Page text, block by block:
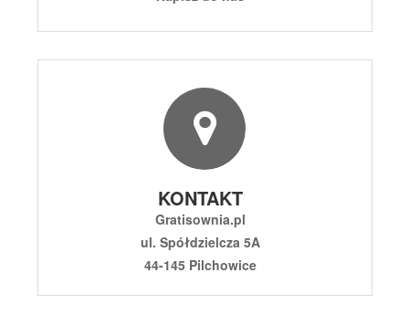
KONTAKT
Gratisownia.pl
ul. Spółdzielcza 5A
44-145 Pilchowice